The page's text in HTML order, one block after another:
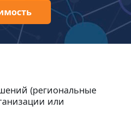
(региональные
или